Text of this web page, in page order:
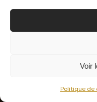
Voir
Politique de
console centrale,
dans le coffre, le
là, on profite